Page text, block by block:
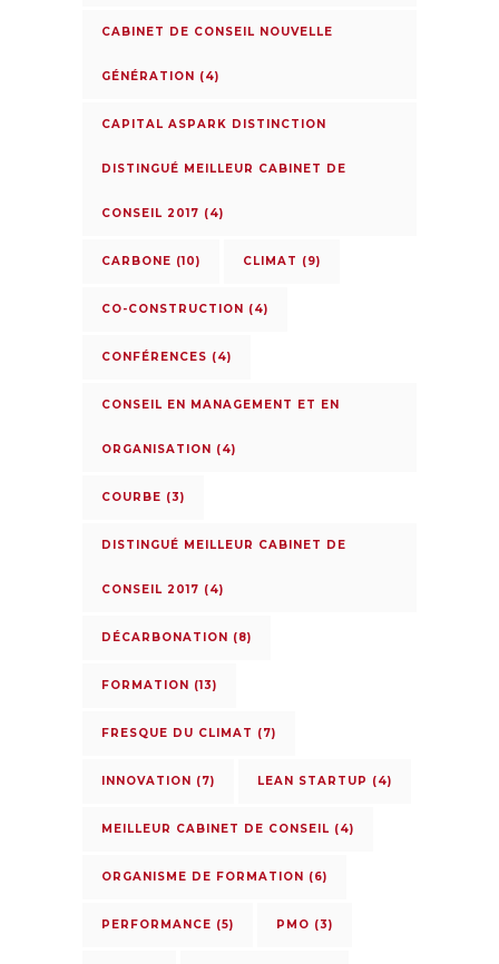
CABINET DE CONSEIL NOUVELLE
GÉNÉRATION (4)
CAPITAL ASPARK DISTINCTION
DISTINGUÉ MEILLEUR CABINET DE
CONSEIL 2017 (4)
CARBONE (10) CLIMAT (9)
CO-CONSTRUCTION (4)
CONFÉRENCES (4)
CONSEIL EN MANAGEMENT ET EN
ORGANISATION (4)
COURBE (3)
DISTINGUÉ MEILLEUR CABINET DE
CONSEIL 2017 (4)
DÉCARBONATION (8)
FORMATION (13)
FRESQUE DU CLIMAT (7)
INNOVATION (7) LEAN STARTUP (4)
MEILLEUR CABINET DE CONSEIL (4)
ORGANISME DE FORMATION (6)
PERFORMANCE (5) PMO (3)